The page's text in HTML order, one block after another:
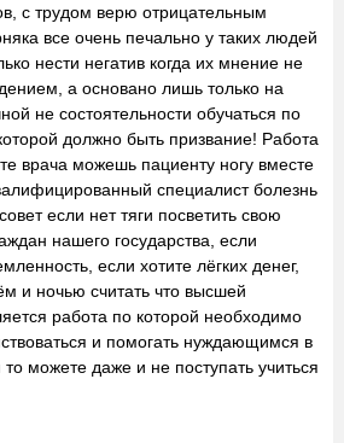
с трудом верю отрицательным
все очень печально у таких людей
нести негатив когда их мнение не
а основано лишь только на
не состоятельности обучаться по
должно быть призвание! Работа
врача можешь пациенту ногу вместе
специалист болезнь
если нет тяги посветить свою
нашего государства, если
если хотите лёгких денег,
и ночью считать что высшей
работа по которой необходимо
и помогать нуждающимся в
можете даже и не поступать учиться